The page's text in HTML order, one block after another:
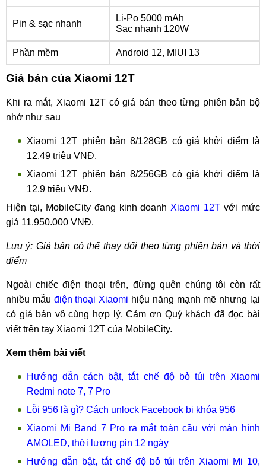
Pin & sạc nhanh
Li-Po 5000 mAh
Sạc nhanh 120W
Phần mềm Android 12, MIUI 13
Giá bán của Xiaomi 12T
Khi ra mắt, Xiaomi 12T có giá bán theo từng phiên bản bộ
nhớ như sau
Xiaomi 12T phiên bản 8/128GB có giá khởi điểm là
12.49 triệu VNĐ.
Xiaomi 12T phiên bản 8/256GB có giá khởi điểm là
12.9 triệu VNĐ.
Hiện tại, MobileCity đang kinh doanh Xiaomi 12T với mức
giá 11.950.000 VNĐ.
Lưu ý: Giá bán có thể thay đổi theo từng phiên bản và thời
điểm
Ngoài chiếc điện thoại trên, đừng quên chúng tôi còn rất
nhiều mẫu điện thoại Xiaomi hiệu năng mạnh mẽ nhưng lại
có giá bán vô cùng hợp lý. Cảm ơn Quý khách đã đọc bài
viết trên tay Xiaomi 12T của MobileCity.
Xem thêm bài viết
Hướng dẫn cách bật, tắt chế độ bỏ túi trên Xiaomi
Redmi note 7, 7 Pro
Lỗi 956 là gì? Cách unlock Facebook bị khóa 956
Xiaomi Mi Band 7 Pro ra mắt toàn cầu với màn hình
AMOLED, thời lượng pin 12 ngày
Hướng dẫn bật, tắt chế độ bỏ túi trên Xiaomi Mi 10,